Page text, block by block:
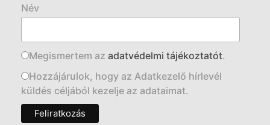
Név
Megismertem az adatvédelmi tájékoztatót.
Hozzájárulok, hogy az Adatkezelő hírlevél
küldés céljából kezelje az adataimat.